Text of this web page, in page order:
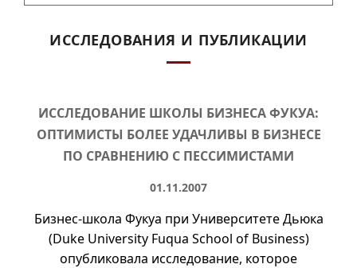
ИССЛЕДОВАНИЯ И ПУБЛИКАЦИИ
ИССЛЕДОВАНИЕ ШКОЛЫ БИЗНЕСА ФУКУА:
ОПТИМИСТЫ БОЛЕЕ УДАЧЛИВЫ В БИЗНЕСЕ
ПО СРАВНЕНИЮ С ПЕССИМИСТАМИ
01.11.2007
Бизнес-школа Фукуа при Университете Дьюка
(Duke University Fuqua School of Business)
опубликовала исследование, которое